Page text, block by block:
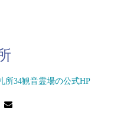
所34観音霊場の公式HP